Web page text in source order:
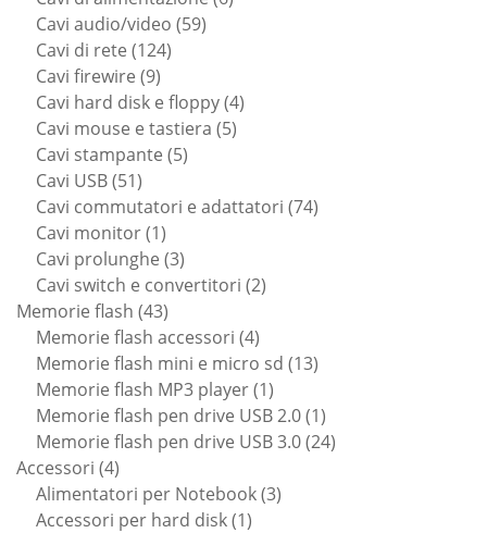
Cavi audio/video 5959
Cavi di rete 124124
Cavi firewire 99
prodotti
Cavi hard disk e floppy 44
Cavi mouse e tastiera 55
Cavi stampante 55
Cavi USB 5151
prodotti
Cavi commutatori e adattatori 7474
Cavi monitor 11
prodotto
Cavi prolunghe 33
prodotti
Cavi switch e convertitori 22
Memorie flash 4343
prodotti
Memorie flash accessori 44
prodotti
Memorie flash mini e micro sd 1313
Memorie flash MP3 player 11
prodotto
Memorie flash pen drive USB 2.0 11
prodotto
Memorie flash pen drive USB 3.0 2424
Accessori 44
prodotti
Alimentatori per Notebook 33
Accessori per hard disk 11